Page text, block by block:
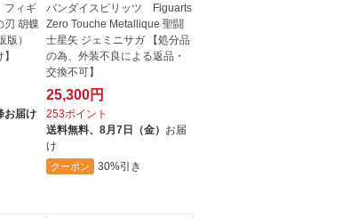
フィギ
刃 胡蝶
版）
お届け
バンダイスピリッツ Figuarts
Zero Touche Metallique 聖闘
士星矢 ジェミニサガ 【処分品
の為、外装不良による返品・
交換不可】
25,300円
253ポイント
送料無料、 8月7日（金） お届
け
クーポン 30%引き